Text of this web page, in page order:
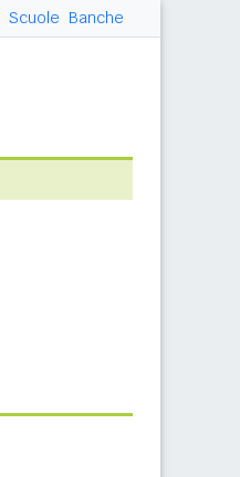
Scuole Banche